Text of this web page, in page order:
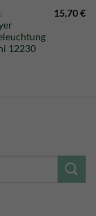
12230
15,70€